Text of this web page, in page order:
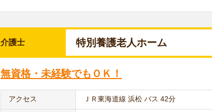
介護士 特別養護老人ホーム
無資格・未経験でもＯＫ！
アクセス ＪＲ東海道線 浜松 バス 42分